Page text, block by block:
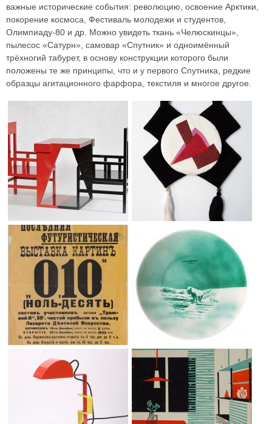
важные исторические события: революцию, освоение Арктики,
покорение космоса, Фестиваль молодежи и студентов,
Олимпиаду-80 и др. Можно увидеть ткань «Челюскинцы»,
пылесос «Сатурн», самовар «Спутник» и одноимённый
трёхногий табурет, в основу конструкции которого были
положены те же принципы, что и у первого Спутника, редкие
образцы агитационного фарфора, текстиля и многое другое.